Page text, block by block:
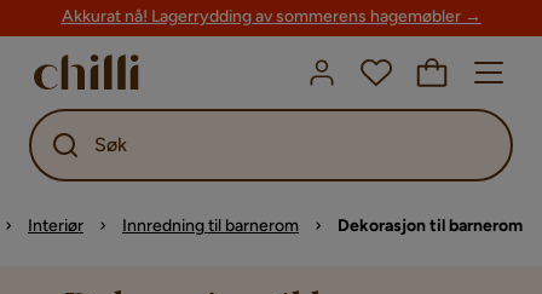
Akkurat nå! Lagerrydding av sommerens hagemøbler →
Søk
Interiør Innredning til barnerom Dekorasjon til barnerom